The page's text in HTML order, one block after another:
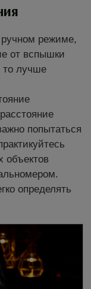
режиме,
от вспышки
то лучше
попытаться
объектов
определять